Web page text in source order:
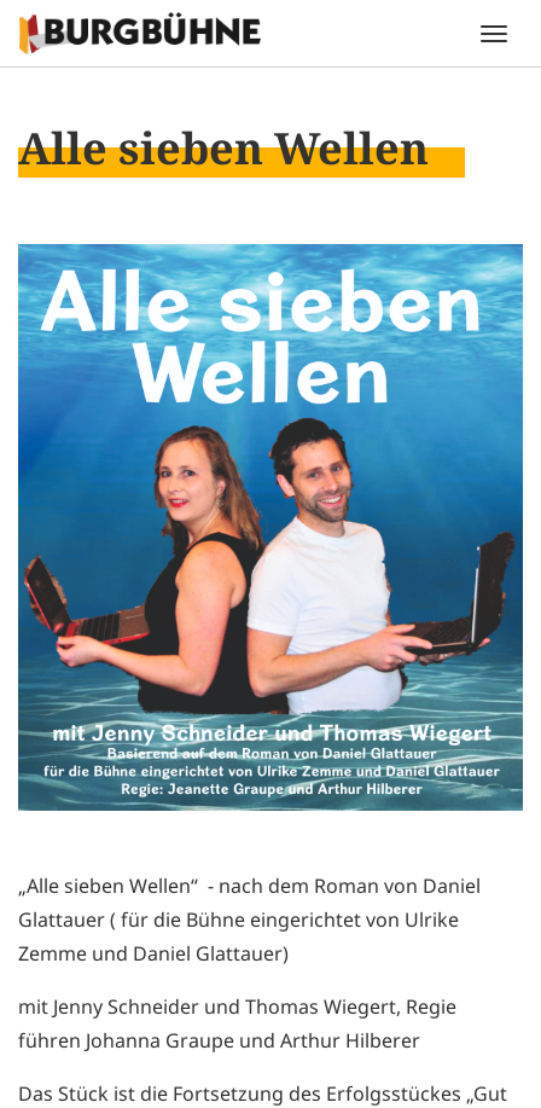
Alle sieben Wellen
„Alle sieben Wellen“ - nach dem Roman von Daniel
Glattauer ( für die Bühne eingerichtet von Ulrike
Zemme und Daniel Glattauer)
mit Jenny Schneider und Thomas Wiegert, Regie
führen Johanna Graupe und Arthur Hilberer
Das Stück ist die Fortsetzung des Erfolgsstückes „Gut